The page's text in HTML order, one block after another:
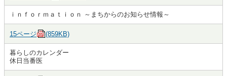
ｉｎｆｏｒｍａｔｉｏｎ ～まちからのお知らせ情報～
15ページ (859KB)
暮らしのカレンダー
休日当番医